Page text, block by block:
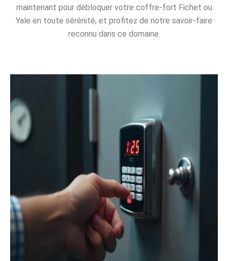
maintenant pour débloquer votre coffre-fort Fichet ou
Yale en toute sérénité, et profitez de notre savoir-faire
reconnu dans ce domaine.